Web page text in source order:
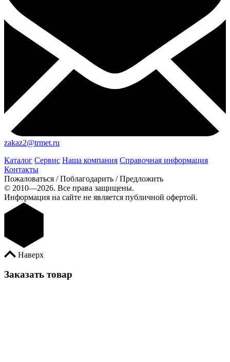
zakaz2@trmet.ru
Каталог Сервис Наша компания Справочная информация
Контакты
Пожаловаться / Поблагодарить / Предложить
© 2010—2026. Все права защищены.
Информация на сайте не является публичной офертой.
Наверх
Заказать товар